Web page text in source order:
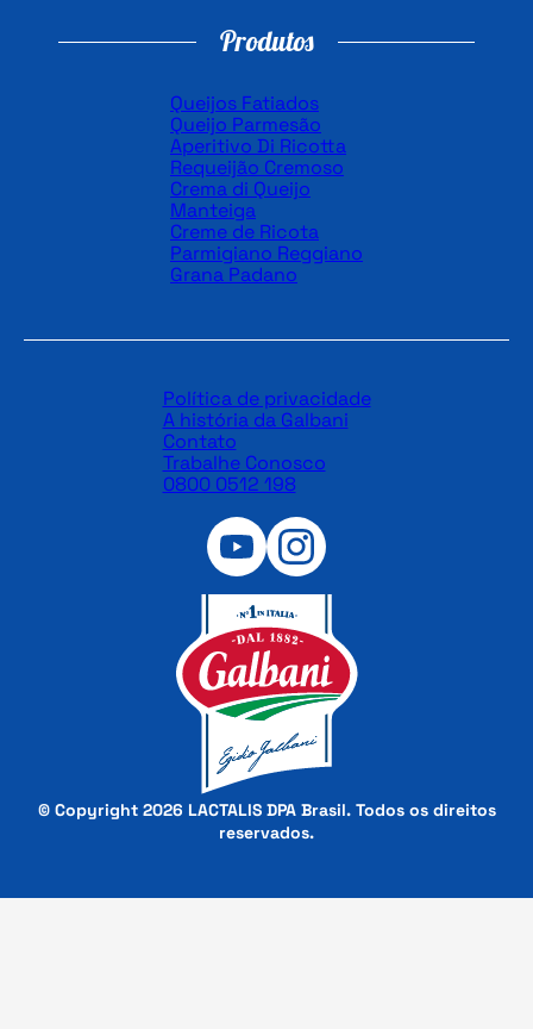
Produtos
Queijos Fatiados
Queijo Parmesão
Aperitivo Di Ricotta
Requeijão Cremoso
Crema di Queijo
Manteiga
Creme de Ricota
Parmigiano Reggiano
Grana Padano
Política de privacidade
A história da Galbani
Contato
Trabalhe Conosco
0800 0512 198
© Copyright 2026 LACTALIS DPA Brasil. Todos os direitos
reservados.